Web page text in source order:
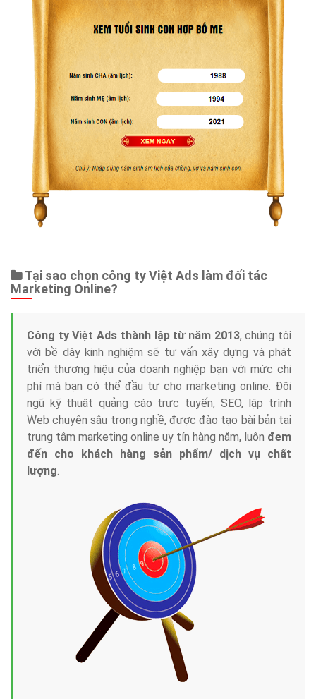
Tại sao chọn công ty Việt Ads làm đối tác
Marketing Online?
Công ty Việt Ads thành lập từ năm 2013, chúng tôi
với bề dày kinh nghiệm sẽ tư vấn xây dựng và phát
triển thương hiệu của doanh nghiệp bạn với mức chi
phí mà bạn có thể đầu tư cho marketing online. Đội
ngũ kỹ thuật quảng cáo trực tuyến, SEO, lập trình
Web chuyên sâu trong nghề, được đào tạo bài bản tại
trung tâm marketing online uy tín hàng năm, luôn đem
đến cho khách hàng sản phẩm/ dịch vụ chất
lượng.